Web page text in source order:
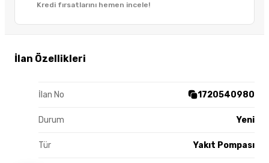
Kredi fırsatlarını hemen incele!
İlan Özellikleri
İlan No 1720540980
Durum Yeni
Tür Yakıt Pompası